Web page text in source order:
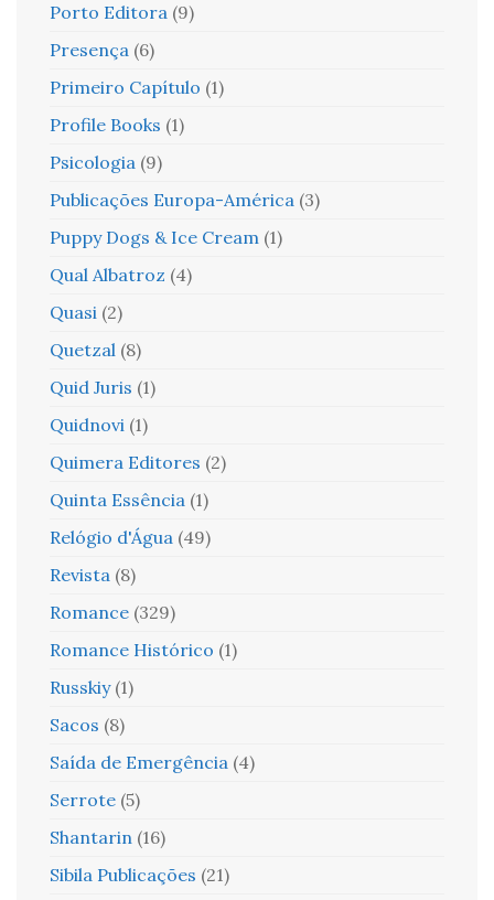
Porto Editora (9)
Presença (6)
Primeiro Capítulo (1)
Profile Books (1)
Psicologia (9)
Publicações Europa-América (3)
Puppy Dogs & Ice Cream (1)
Qual Albatroz (4)
Quasi (2)
Quetzal (8)
Quid Juris (1)
Quidnovi (1)
Quimera Editores (2)
Quinta Essência (1)
Relógio d'Água (49)
Revista (8)
Romance (329)
Romance Histórico (1)
Russkiy (1)
Sacos (8)
Saída de Emergência (4)
Serrote (5)
Shantarin (16)
Sibila Publicações (21)